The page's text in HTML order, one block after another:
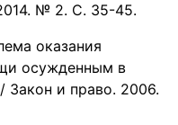
№ 2. С. 35-45.
оказания
осужденным в
и право. 2006.